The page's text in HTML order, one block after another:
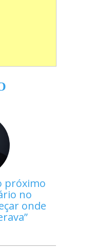
próximo
no
onde